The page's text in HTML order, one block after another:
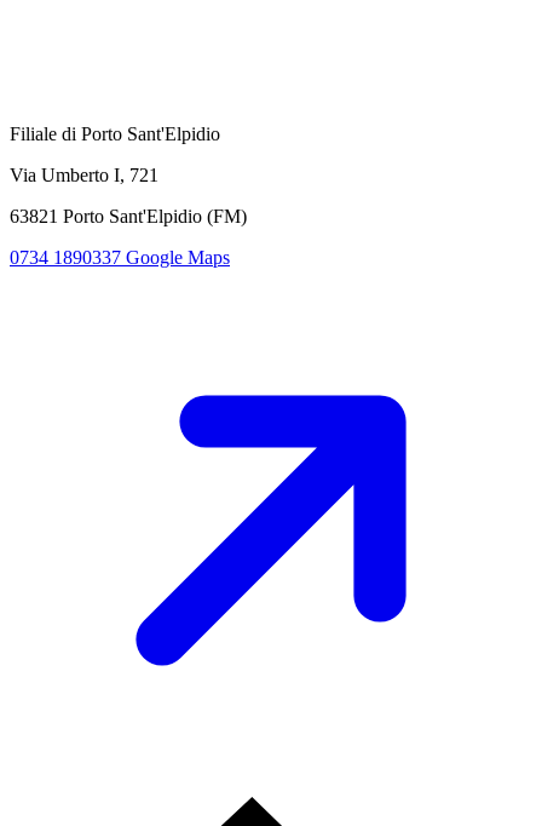
Filiale di Porto Sant'Elpidio
Via Umberto I, 721
63821 Porto Sant'Elpidio (FM)
0734 1890337 Google Maps